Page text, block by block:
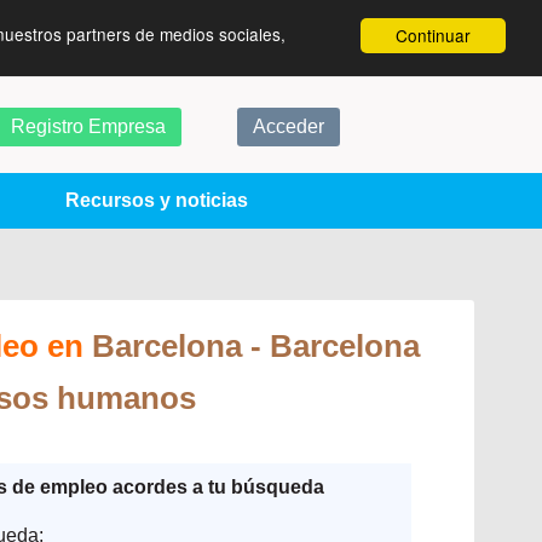
Continuar
partners de medios sociales,
Registro Empresa Acceder
Recursos y noticias
en Barcelona - Barcelona
humanos
de empleo acordes a tu búsqueda